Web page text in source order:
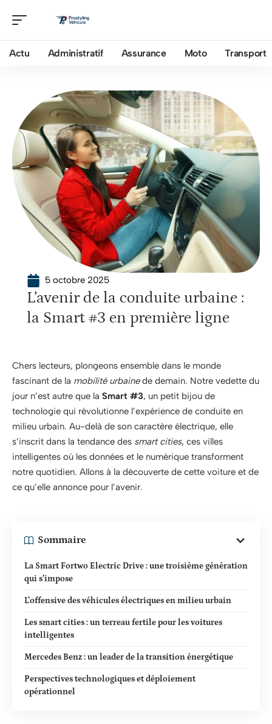
Actu Administratif Assurance Moto Transport
5 octobre 2025
L’avenir de la conduite urbaine :
la Smart #3 en première ligne
Chers lecteurs, plongeons ensemble dans le monde
fascinant de la mobilité urbainede demain. Notre vedette du
jour n’est autre que la Smart #3, un petit bijou de
technologie qui révolutionne l’expérience de conduite en
milieu urbain. Au-delà de son caractère électrique, elle
s’inscrit dans la tendance des smart cities, ces villes
intelligentes où les données et le numérique transforment
notre quotidien. Allons à la découverte de cette voiture et de
ce qu’elle annonce pour l’avenir.
Sommaire
La Smart Fortwo Electric Drive : une troisième génération
qui s’impose
L’offensive des véhicules électriques en milieu urbain
Les smart cities : un terreau fertile pour les voitures
intelligentes
Mercedes Benz : un leader de la transition énergétique
Perspectives technologiques et déploiement
opérationnel